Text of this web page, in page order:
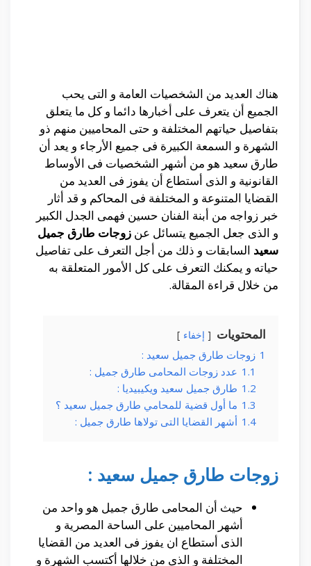
هناك العديد من الشخصيات العامة و التى يحب
الجميع أن يتعرف على أخبارها دائما و كل ما يتعلق
بتفاصيل حياتهم المختلفة و حتى المحاميين منهم ذو
الشهرة و السمعة الكبيرة فى جميع الأرجاء و يعد أن
طارق سعيد هو من أشهر الشخصيات فى الأوساط
القانونية و الذى أستطاع أن يفوز فى العديد من
القضايا المتنوعة و المختلفة فى المحاكم و قد أثار
خبر زواجه من أبنة الفنان حسين فهمى الجدل الكبير
و الذى جعل الجميع يتسائل عن زوجات طارق جميل
سعيد السابقات و ذلك من أجل التعرف على تفاصيل
حياته و يمكنك التعرف على كل الأمور المتعلقة به
من خلال قراءة المقالة.
المحتويات إخفاء
1 زوجات طارق جميل سعيد :
1.1 عدد زوجات المحامى طارق جميل :
1.2 طارق جميل سعيد ويكيبيديا :
1.3 ما أول قضية للمحامي طارق جميل سعيد ؟
1.4 أشهر القضايا التى تولاها طارق جميل :
زوجات طارق جميل سعيد :
حيث أن المحامى طارق جميل هو واحد من
أشهر المحاميين على الساحة المصرية و
الذى أستطاع ان يفوز فى العديد من القضايا
المختلفة و الذى من خلالها أكتسب الشهرة و